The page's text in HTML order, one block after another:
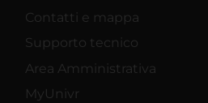
Contatti e mappa
Supporto tecnico
Area Amministrativa
MyUnivr